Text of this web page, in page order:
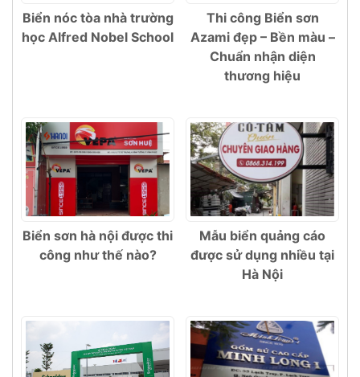
Biển nóc tòa nhà trường
học Alfred Nobel School
Thi công Biển sơn
Azami đẹp – Bền màu –
Chuẩn nhận diện
thương hiệu
Biển sơn hà nội được thi
công như thế nào?
Mẫu biển quảng cáo
được sử dụng nhiều tại
Hà Nội